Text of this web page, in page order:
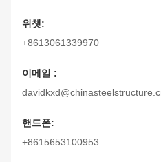
위챗:
+8613061339970
이메일 :
핸드폰:
+8615653100953